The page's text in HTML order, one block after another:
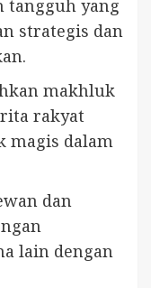
tangguh yang
strategis dan
makhluk
rakyat
magis dalam
dan
lain dengan